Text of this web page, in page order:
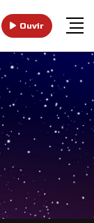
Ouvir